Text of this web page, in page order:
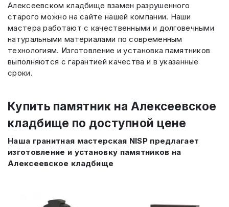
Алексеевском кладбище взамен разрушенного
старого можно на сайте нашей компании. Наши
мастера работают с качественными и долговечными
натуральными материалами по современным
технологиям. Изготовление и установка памятников
выполняются с гарантией качества и в указанные
сроки.
Купить памятник на Алексеевское
кладбище по доступной цене
Наша гранитная мастерская NISP предлагает
изготовление и установку памятников на
Алексеевское кладбище